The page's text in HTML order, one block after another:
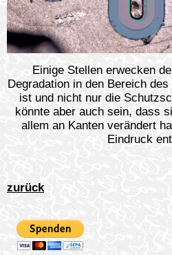
Einige Stellen erwecken
Degradation in den Bereich
ist und nicht nur die
könnte aber auch sein, dass
allem an Kanten verändert
Eindruck
zurück